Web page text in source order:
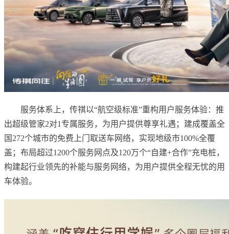
服务体系上，传祺以“航空级标准”重构用户服务体验：推
出超级管家2对1专属服务，为用户提供尊享礼遇；建成覆盖全
国272个城市的免费上门取送车网络，实现地级市100%全覆
盖；布局超过1200个服务网点及120万个“自建+合作”充电桩，
构建起行业领先的补能与服务网络，为用户提供全程无忧的用
车体验。